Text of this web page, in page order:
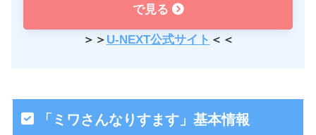
で見る
＞＞ U-NEXT公式サイト ＜＜
「ミワさんなりすます」基本情報